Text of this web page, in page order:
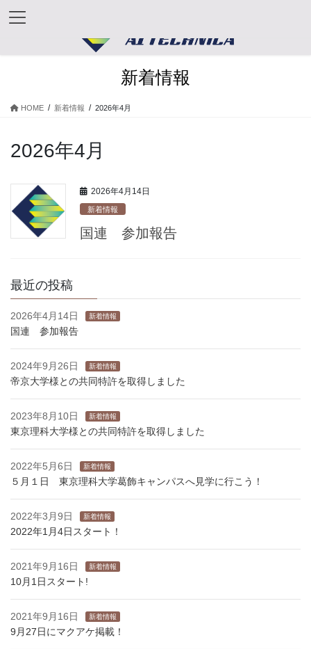
新着情報
HOME 新着情報 2026年4月
2026年4月
2026年4月14日
新着情報
国連 参加報告
最近の投稿
2026年4月14日 新着情報
国連 参加報告
2024年9月26日 新着情報
帝京大学様との共同特許を取得しました
2023年8月10日 新着情報
東京理科大学様との共同特許を取得しました
2022年5月6日 新着情報
５月１日 東京理科大学葛飾キャンパスへ見学に行こう！
2022年3月9日 新着情報
2022年1月4日スタート！
2021年9月16日 新着情報
10月1日スタート!
2021年9月16日 新着情報
9月27日にマクアケ掲載！